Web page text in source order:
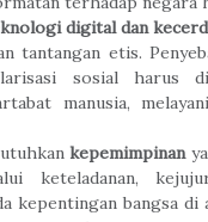
digital dan
tantangan etis.
sosial harus
manusia,
kepemimpinan
keteladanan,
kepentingan bangsa